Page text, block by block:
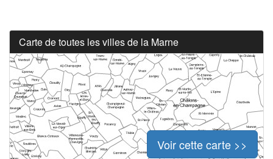
Carte de toutes les villes de la Marne
Voir cette carte >>